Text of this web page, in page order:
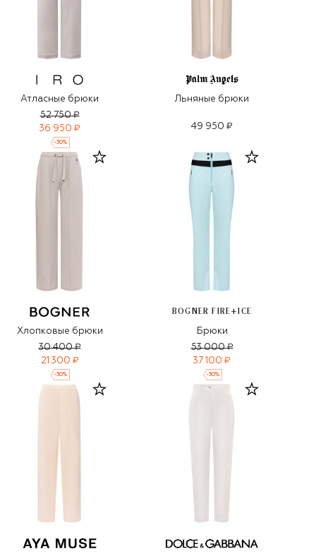
Атласные брюки
52 750 ₽
36 950 ₽
-30%
Льняные брюки
49 950 ₽
Хлопковые брюки
30 400 ₽
21 300 ₽
-30%
BOGNER FIRE+ICE
Брюки
53 000 ₽
37 100 ₽
-30%